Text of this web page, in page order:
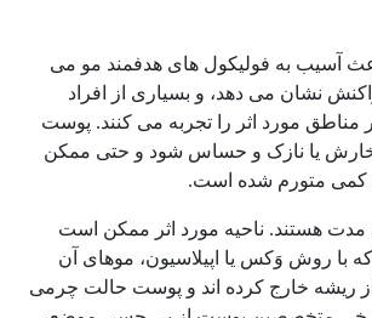
آسیب به فولیکول های هدفمند مو می
نشان می دهد، و بسیاری از افراد
مورد اثر را تجربه می کنند. پوست
یا نازک و حساس شود و حتی ممکن
کمی متورم شده است.
مدت هستند. ناحیه مورد اثر ممکن است
با روش وَکس یا اپیلاسیون، موهای آن
از ریشه خارج کرده اند و پوست حالت چرمی